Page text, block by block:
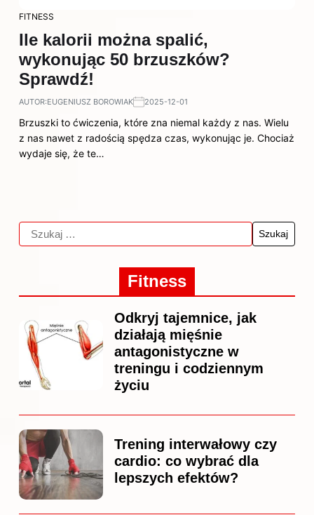
FITNESS
Ile kalorii można spalić,
wykonując 50 brzuszków?
Sprawdź!
AUTOR:EUGENIUSZ BOROWIAK 2025-12-01
Brzuszki to ćwiczenia, które zna niemal każdy z nas. Wielu
z nas nawet z radością spędza czas, wykonując je. Chociaż
wydaje się, że te…
Fitness
Odkryj tajemnice, jak
działają mięśnie
antagonistyczne w
treningu i codziennym
życiu
Trening interwałowy czy
cardio: co wybrać dla
lepszych efektów?